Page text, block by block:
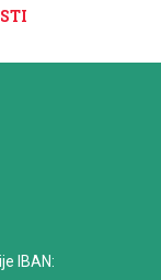
IBAN: